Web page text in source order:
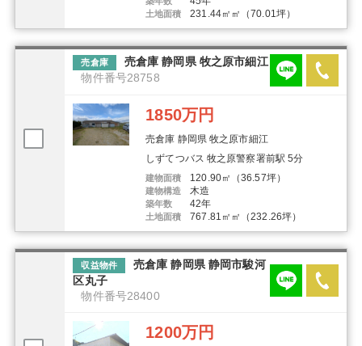
土地面積 231.44㎡㎡（70.01坪）
売倉庫
売倉庫 静岡県 牧之原市細江
物件番号28758
1850万円
売倉庫 静岡県 牧之原市細江
しずてつバス 牧之原警察署前駅 5分
建物面積 120.90㎡（36.57坪）
建物構造 木造
築年数 42年
土地面積 767.81㎡㎡（232.26坪）
収益物件
売倉庫 静岡県 静岡市駿河
区丸子
物件番号28400
1200万円